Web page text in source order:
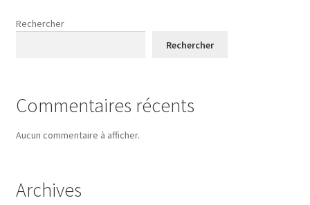
Rechercher
Rechercher
Commentaires récents
Aucun commentaire à afficher.
Archives